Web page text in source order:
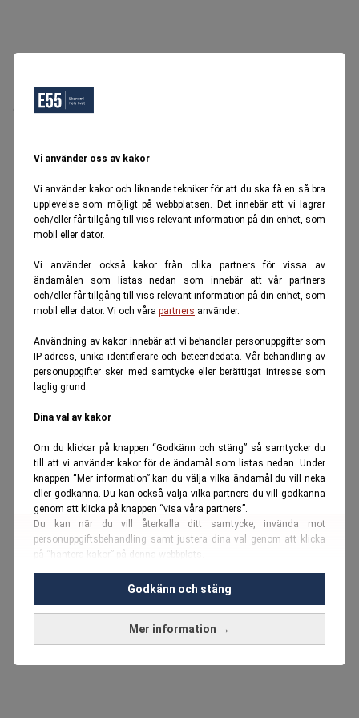
Vi använder oss av kakor
Vi använder kakor och liknande tekniker för att du ska få en så bra
upplevelse som möjligt på webbplatsen. Det innebär att vi lagrar
och/eller får tillgång till viss relevant information på din enhet, som
mobil eller dator.
Vi använder också kakor från olika partners för vissa av
ändamålen som listas nedan som innebär att vår partners
och/eller får tillgång till viss relevant information på din enhet, som
mobil eller dator. Vi och våra partners använder.
Användning av kakor innebär att vi behandlar personuppgifter som
IP-adress, unika identifierare och beteendedata. Vår behandling av
personuppgifter sker med samtycke eller berättigat intresse som
laglig grund.
Dina val av kakor
Om du klickar på knappen “Godkänn och stäng” så samtycker du
till att vi använder kakor för de ändamål som listas nedan. Under
knappen “Mer information” kan du välja vilka ändamål du vill neka
eller godkänna. Du kan också välja vilka partners du vill godkänna
genom att klicka på knappen “visa våra partners”.
Du kan när du vill återkalla ditt samtycke, invända mot
personuppgiftsbehandling samt justera dina val genom att klicka
på “hantera kakor” på denna webbplats.
Du kan fördjupa dig ytterligare i vårcookie-policy
Vi använder kakor och personuppgifter för dessa syften:
Nödvändiga cookies och liknande tekniker, anpassning av
Mer information →
Godkänn och stäng
Oops, Ett fel inträffade.